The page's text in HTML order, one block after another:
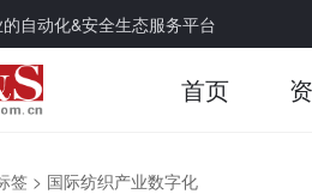
自动化&安全生态服务平台
首页
签 > 国际纺织产业数字化